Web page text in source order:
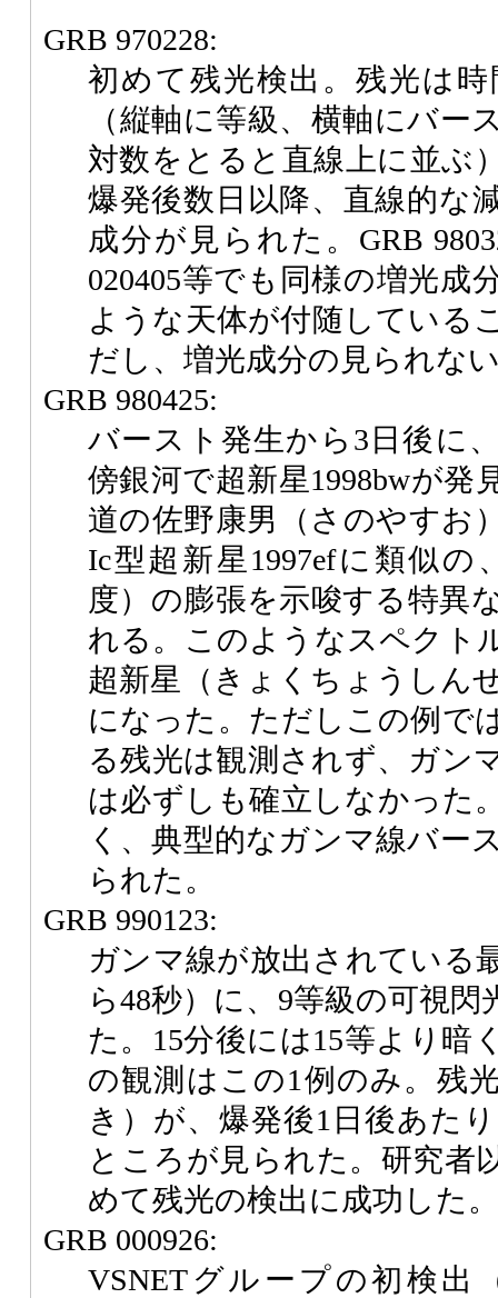
GRB 970228:
初めて残光検出。残光は
（縦軸に等級、横軸にバー
対数をとると直線上に並ぶ
爆発後数日以降、直線的な
成分が見られた。GRB
020405等でも同様の増光成
ような天体が付随している
だし、増光成分の見られな
GRB 980425:
バースト発生から3日後に
傍銀河で超新星1998bwが発
道の佐野康男（さのやすお
Ic型超新星1997efに類似の
度）の膨張を示唆する特異
れる。このようなスペクト
超新星（きょくちょうしん
になった。ただしこの例で
る残光は観測されず、ガン
は必ずしも確立しなかった
く、典型的なガンマ線バー
られた。
GRB 990123:
ガンマ線が放出されている
ら48秒）に、9等級の可視閃
た。15分後には15等より暗
の観測はこの1例のみ。残
き）が、爆発後1日後あた
ところが見られた。研究者
めて残光の検出に成功した。
GRB 000926:
VSNETグループの初検出